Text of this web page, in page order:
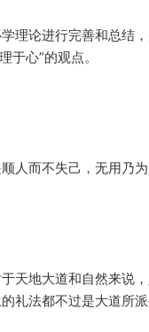
理论进行完善和总结
于心”的观点。
人而不失己，无用乃为
天地大道和自然来说
礼法都不过是大道所